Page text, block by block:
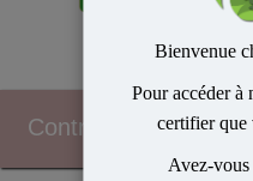
Bienvenue
Pour accéder à
certifier que
Avez-vous
Contrôle routier, les